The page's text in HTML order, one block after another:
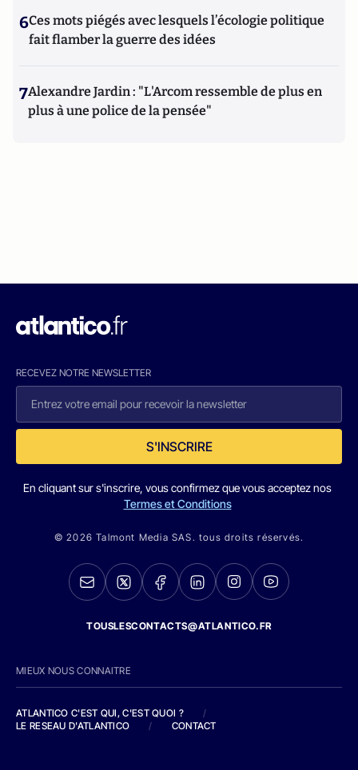
6Ces mots piégés avec lesquels l’écologie politique
fait flamber la guerre des idées
7Alexandre Jardin : "L'Arcom ressemble de plus en
plus à une police de la pensée"
RECEVEZ NOTRE NEWSLETTER
S'INSCRIRE
En cliquant sur s'inscrire, vous confirmez que vous acceptez nos
Termes et Conditions
© 2026 Talmont Media SAS. tous droits réservés.
TOUSLESCONTACTS@ATLANTICO.FR
MIEUX NOUS CONNAITRE
ATLANTICO C'EST QUI, C'EST QUOI ?
/
LE RESEAU D'ATLANTICO
/ CONTACT